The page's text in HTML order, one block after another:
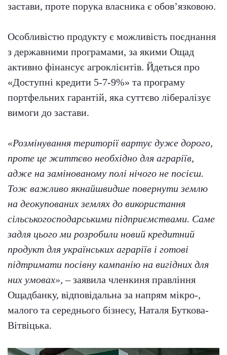
застави, проте порука власника є обов’язковою.
Особливістю продукту є можливість поєднання
з державними програмами, за якими Ощад
активно фінансує агроклієнтів. Йдеться про
«Доступні кредити 5-7-9%» та програму
портфельних гарантій, яка суттєво лібералізує
вимоги до застави.
«Розмінування території вартує дуже дорого,
проте це життєво необхідно для аграріїв,
адже на замінованому полі нічого не посієш.
Тож важливо якнайшвидше повернути землю
на деокупованих землях до використання
сільськогосподарськими підприємствами. Саме
задля цього ми розробили новий кредитний
продукт для українських аграріїв і готові
підтримати посівну кампанію на вигідних для
них умовах», – заявила членкиня правління
Ощадбанку, відповідальна за напрям мікро-,
малого та середнього бізнесу, Наталя Буткова-
Вітвіцька.